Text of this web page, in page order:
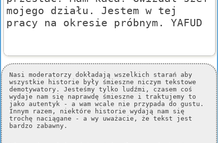
mojego działu. Jestem w tej
pracy na okresie próbnym. YAFUD
Nasi moderatorzy dokładają wszelkich starań aby
wszystkie historie były śmieszne niczym tekstowe
demotywatory. Jesteśmy tylko ludźmi, czasem coś
wydaje nam się naprawdę śmieszne i traktujemy to
jako autentyk - a wam wcale nie przypada do gustu.
Innym razem, niektóre historie wydają nam się
trochę naciągane - a wy uważacie, że tekst jest
bardzo zabawny.